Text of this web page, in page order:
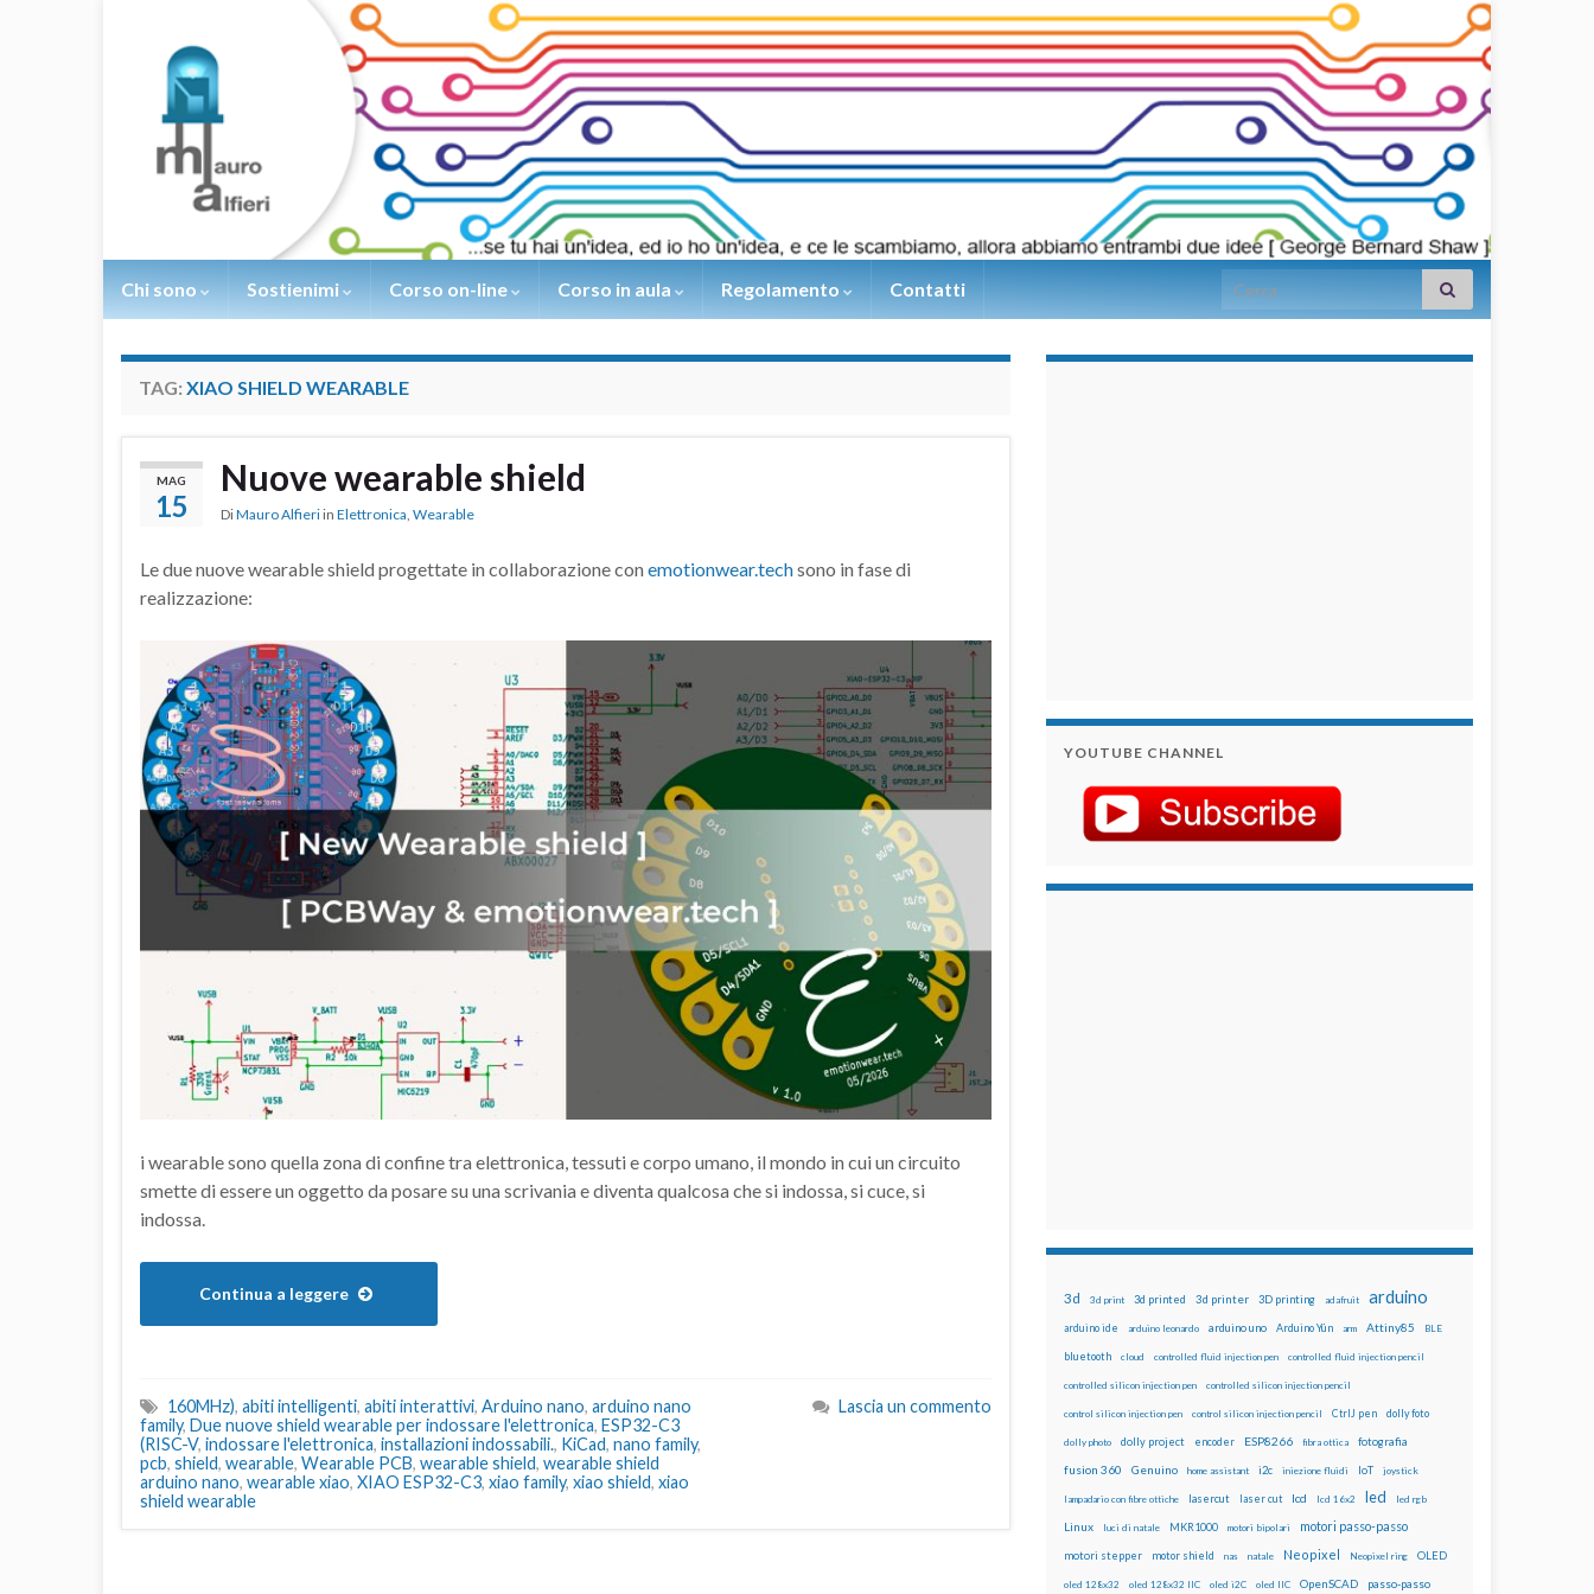
Chi sono Sostienimi Corso on-line Corso in aula Regolamento Contatti Search for:
TAG: XIAO SHIELD WEARABLE
MAG
15
Nuove wearable shield
DiMauro Alfieri in Elettronica, Wearable
Le due nuove wearable shield progettate in collaborazione con emotionwear.techsono in fase di
realizzazione:
i wearable sono quella zona di confine tra elettronica, tessuti e corpo umano, il mondo in cui un circuito
smette di essere un oggetto da posare su una scrivania e diventa qualcosa che si indossa, si cuce, si
indossa.
Continua a leggere
160MHz), abiti intelligenti, abiti interattivi, Arduino nano, arduino nano
family, Due nuove shield wearable per indossare l'elettronica, ESP32-C3
(RISC-V, indossare l'elettronica, installazioni indossabili., KiCad, nano family,
pcb, shield, wearable, Wearable PCB, wearable shield, wearable shield
arduino nano, wearable xiao, XIAO ESP32-C3, xiao family, xiao shield, xiao
shield wearable
Lascia un commento
YOUTUBE CHANNEL
3d 3d print 3d printed 3d printer 3D printing adafruit arduino
arduino ide arduino leonardo arduino uno Arduino Yún arm Attiny85 BLE
bluetooth cloud controlled fluid injection pen controlled fluid injection pencil
controlled silicon injection pen controlled silicon injection pencil
control silicon injection pen control silicon injection pencil CtrlJ pen dolly foto
dolly photo dolly project encoder ESP8266 fibra ottica fotografia
fusion 360 Genuino home assistant i2c iniezione fluidi IoT joystick
lampadario con fibre ottiche lasercut laser cut lcd lcd 16x2 led led rgb
Linux luci di natale MKR1000 motori bipolari motori passo-passo
motori stepper motor shield nas natale Neopixel Neopixel ring OLED
oled 128x32 oled 128x32 IIC oled i2C oled IIC OpenSCAD passo-passo